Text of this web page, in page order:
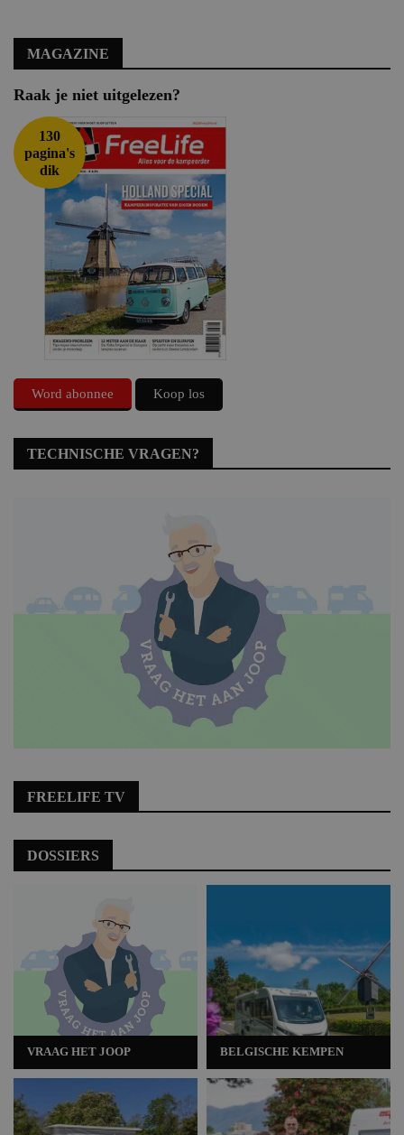
MAGAZINE
Raak je niet uitgelezen?
130
pagina's
dik
Word abonnee Koop los
TECHNISCHE VRAGEN?
FREELIFE TV
DOSSIERS
VRAAG HET JOOP BELGISCHE KEMPEN